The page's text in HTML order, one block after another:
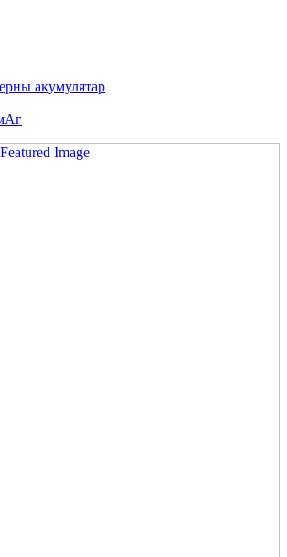
акумулятар